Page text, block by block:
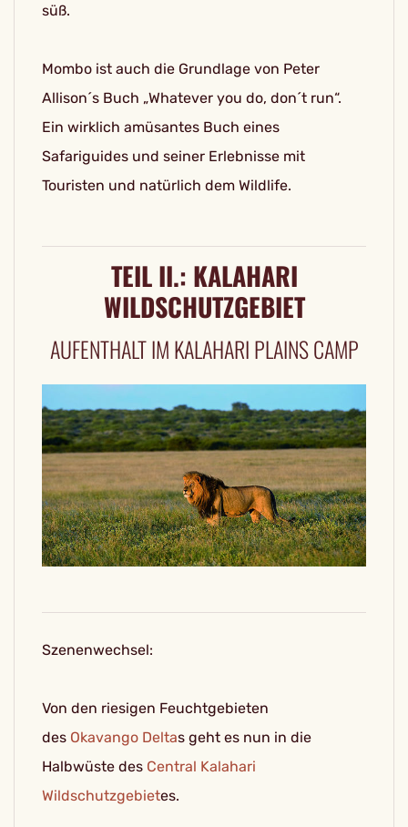
süß.
Mombo ist auch die Grundlage von Peter
Allison´s Buch „Whatever you do, don´t run“.
Ein wirklich amüsantes Buch eines
Safariguides und seiner Erlebnisse mit
Touristen und natürlich dem Wildlife.
TEIL II.: KALAHARI
WILDSCHUTZGEBIET
AUFENTHALT IM KALAHARI PLAINS CAMP
Szenenwechsel:
Von den riesigen Feuchtgebieten
des Okavango Deltas geht es nun in die
Halbwüste des Central Kalahari
Wildschutzgebietes.